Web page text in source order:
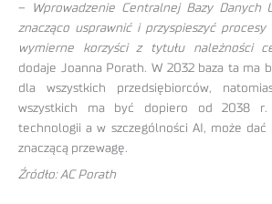
–
Wprowadzenie Centralnej Bazy
znacząco usprawnić i przyspieszyć
wymierne korzyści z tytułu należności
dodaje Joanna Porath. W 2032 baza ta ma
dla wszystkich przedsiębiorców,
wszystkich ma być dopiero od 2038 r.
technologii a w szczególności AI, może
znaczącą przewagę.
Źródło: AC Porath